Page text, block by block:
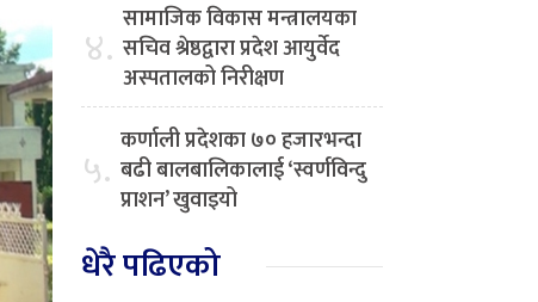
४. सामाजिक विकास मन्त्रालयका
सचिव श्रेष्ठद्वारा प्रदेश आयुर्वेद
अस्पतालको निरीक्षण
५. कर्णाली प्रदेशका ७० हजारभन्दा
बढी बालबालिकालाई ‘स्वर्णविन्दु
प्राशन’ खुवाइयो
धेरै पढिएको